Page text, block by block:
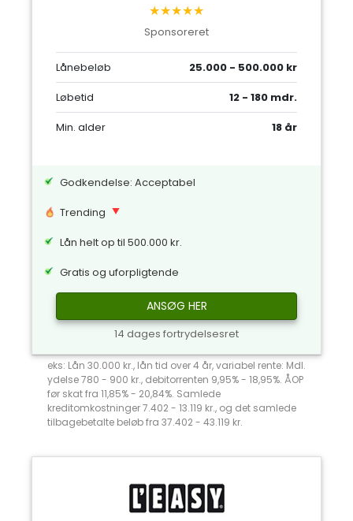
★★★★★
Sponsoreret
Lånebeløb
25.000 - 500.000 kr
Løbetid
12 - 180 mdr.
Min. alder
18 år
Godkendelse: Acceptabel
Trending
Lån helt op til 500.000 kr.
Gratis og uforpligtende
ANSØG HER
14 dages fortrydelsesret
eks: Lån 30.000 kr., lån tid over 4 år, variabel rente: Mdl.
ydelse 780 - 900 kr., debitorrenten 9,95% - 18,95%. ÅOP
før skat fra 11,85% - 20,84%. Samlede
kreditomkostninger 7.402 - 13.119 kr., og det samlede
tilbagebetalte beløb fra 37.402 - 43.119 kr.